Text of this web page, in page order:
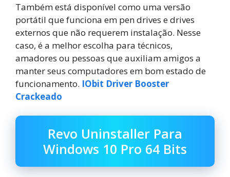
Também está disponível como uma versão
portátil que funciona em pen drives e drives
externos que não requerem instalação. Nesse
caso, é a melhor escolha para técnicos,
amadores ou pessoas que auxiliam amigos a
manter seus computadores em bom estado de
funcionamento. IObit Driver Booster
Crackeado
Revo Uninstaller Para
Windows 10 Pro 64 Bits